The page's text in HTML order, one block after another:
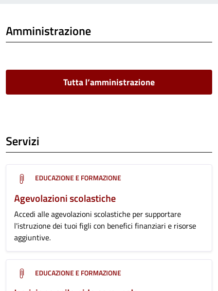
Amministrazione
Tutta l’amministrazione
Servizi
EDUCAZIONE E FORMAZIONE
Agevolazioni scolastiche
Accedi alle agevolazioni scolastiche per supportare
l'istruzione dei tuoi figli con benefici finanziari e risorse
aggiuntive.
EDUCAZIONE E FORMAZIONE